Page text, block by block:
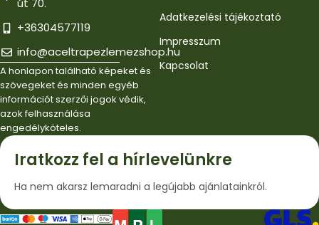
út 70.
+36304577119
info@aceltrapezlemezshop.hu
A honlapon található képeket és
szövegeket és minden egyéb
információt szerzői jogok védik,
azok felhasználása
engedélyköteles.
Adatkezelési tájékoztató
Impresszum
Kapcsolat
Iratkozz fel a hírlevelünkre
Ha nem akarsz lemaradni a legújabb ajánlatainkról.